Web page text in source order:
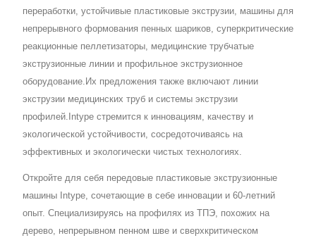
переработки, устойчивые пластиковые экструзии, машины для
непрерывного формования пенных шариков, суперкритические
реакционные пеллетизаторы, медицинские трубчатые
экструзионные линии и профильное экструзионное
оборудование.Их предложения также включают линии
экструзии медицинских труб и системы экструзии
профилей.Intype стремится к инновациям, качеству и
экологической устойчивости, сосредоточиваясь на
эффективных и экологически чистых технологиях.
Откройте для себя передовые пластиковые экструзионные
машины Intype, сочетающие в себе инновации и 60-летний
опыт. Специализируясь на профилях из ТПЭ, похожих на
дерево, непрерывном пенном шве и сверхкритическом